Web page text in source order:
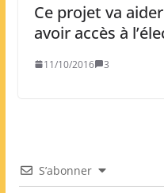
Ce projet va
avoir accès à
11/10/2016 3
S’abonner